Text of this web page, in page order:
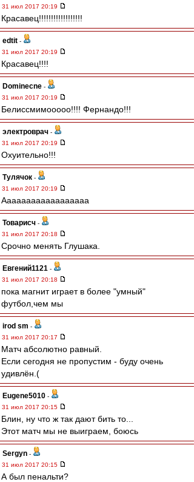
31 июл 2017 20:19
Красавец!!!!!!!!!!!!!!!!!!
edtit -
31 июл 2017 20:19
Красавец!!!!
Dominecne -
31 июл 2017 20:19
Белиссмимооооо!!!! Фернандо!!!
электроврач -
31 июл 2017 20:19
Охуительно!!!
Тулячок -
31 июл 2017 20:19
Аааааааааааааааааа
Товарисч -
31 июл 2017 20:18
Срочно менять Глушака.
Евгений1121 -
31 июл 2017 20:18
пока магнит играет в более "умный"
футбол,чем мы
irod sm -
31 июл 2017 20:17
Матч абсолютно равный.
Если сегодня не пропустим - буду очень
удивлён.(
Eugene5010 -
31 июл 2017 20:15
Блин, ну что ж так дают бить то...
Этот матч мы не выиграем, боюсь
Sergyn -
31 июл 2017 20:15
А был пенальти?